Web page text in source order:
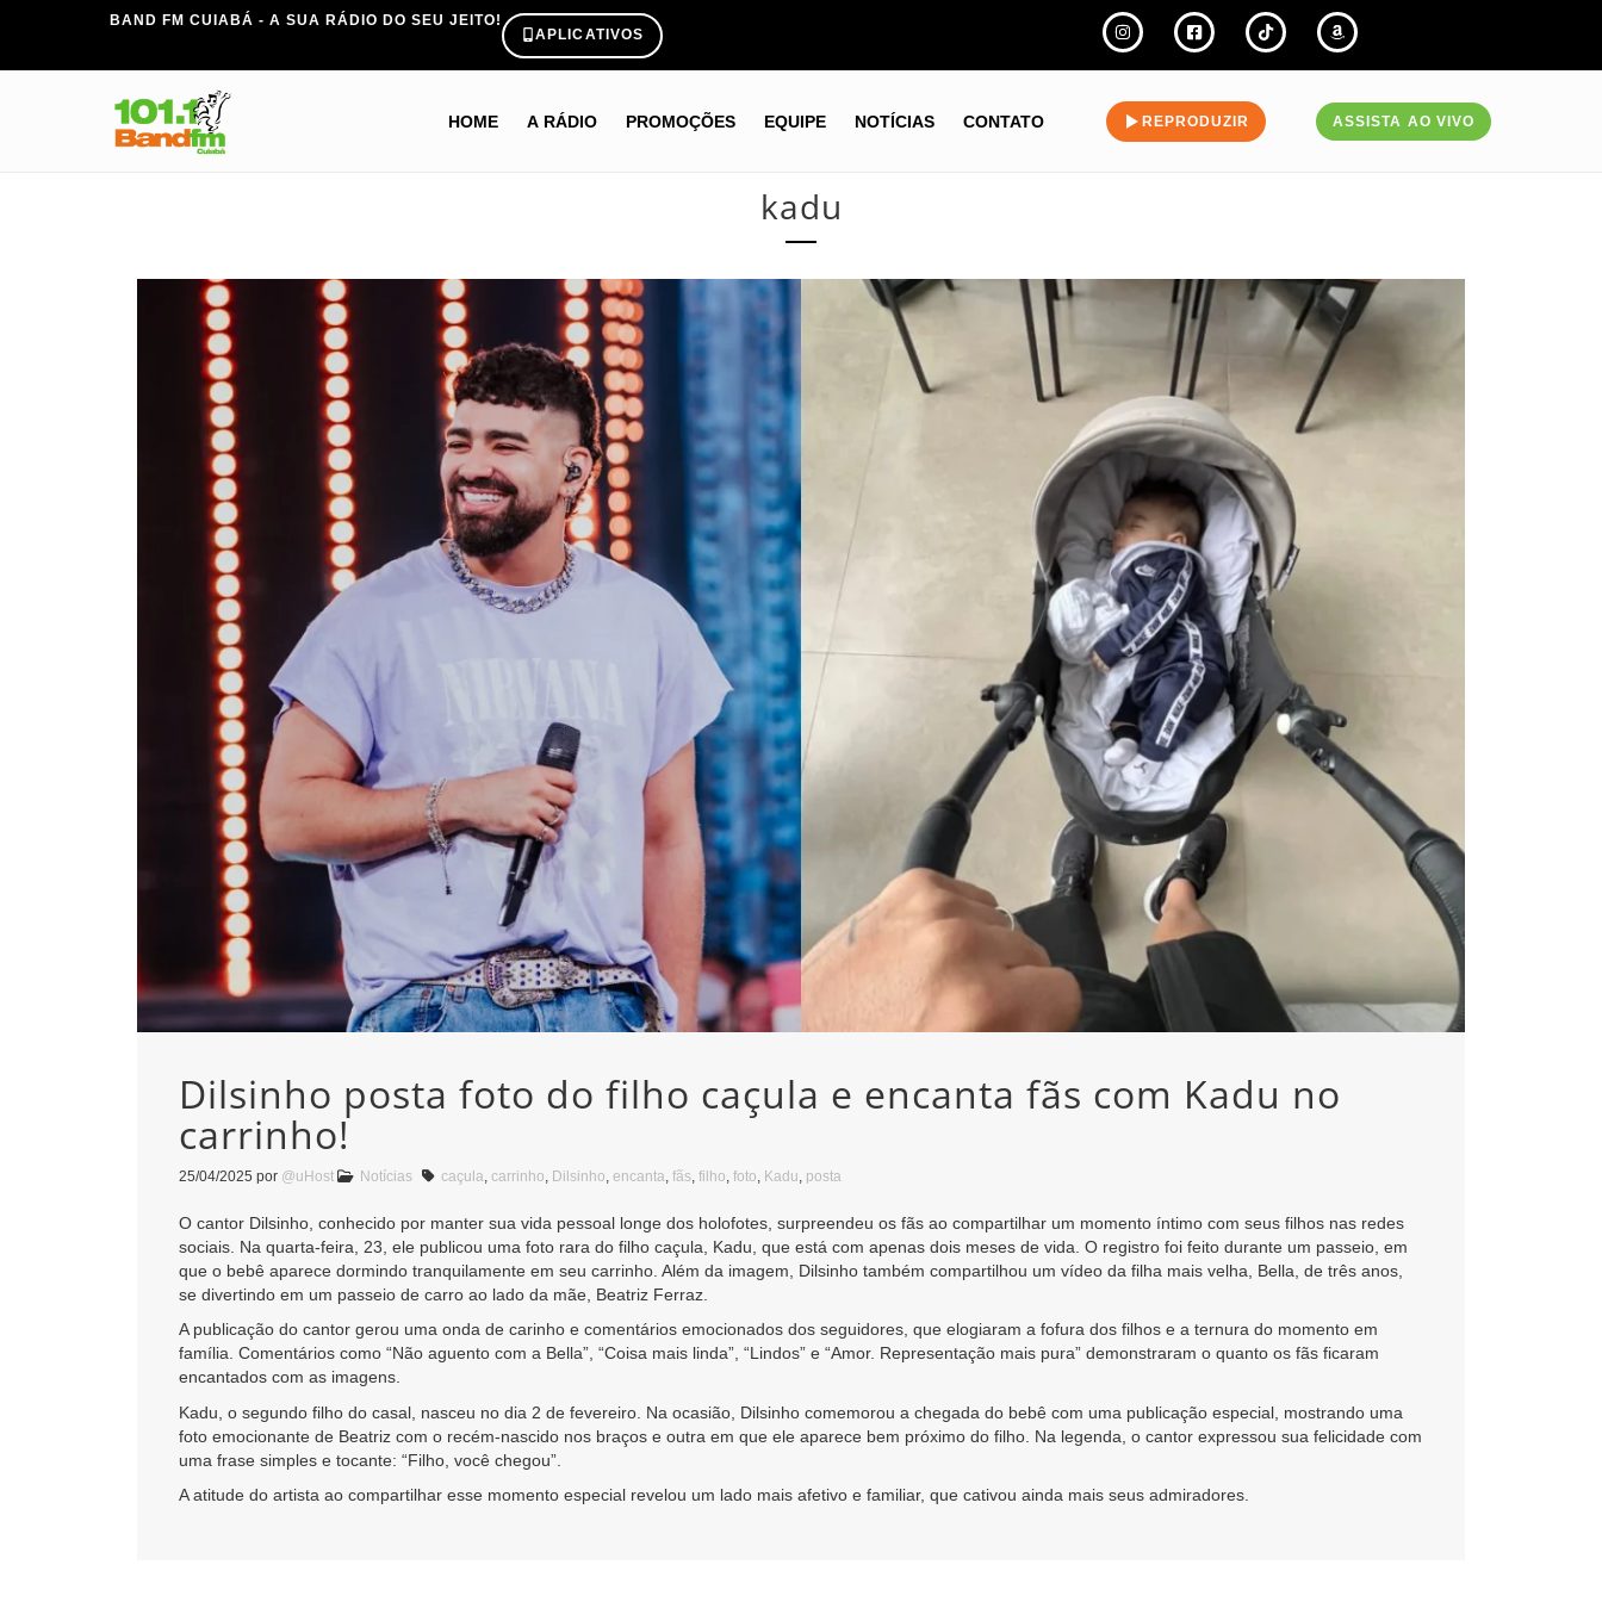
BAND FM CUIABÁ - A SUA RÁDIO DO SEU JEITO!
APLICATIVOS
HOME A RÁDIO PROMOÇÕES EQUIPE NOTÍCIAS CONTATO REPRODUZIR ASSISTA AO VIVO
kadu
Dilsinho posta foto do filho caçula e encanta fãs com Kadu no
carrinho!
25/04/2025 por @uHost Notícias caçula carrinho Dilsinho encanta fãs filho foto Kadu posta
O cantor Dilsinho, conhecido por manter sua vida pessoal longe dos holofotes, surpreendeu os fãs ao compartilhar um momento íntimo com seus filhos nas redes
sociais. Na quarta-feira, 23, ele publicou uma foto rara do filho caçula, Kadu, que está com apenas dois meses de vida. O registro foi feito durante um passeio, em
que o bebê aparece dormindo tranquilamente em seu carrinho. Além da imagem, Dilsinho também compartilhou um vídeo da filha mais velha, Bella, de três anos,
se divertindo em um passeio de carro ao lado da mãe, Beatriz Ferraz.
A publicação do cantor gerou uma onda de carinho e comentários emocionados dos seguidores, que elogiaram a fofura dos filhos e a ternura do momento em
família. Comentários como “Não aguento com a Bella”, “Coisa mais linda”, “Lindos” e “Amor. Representação mais pura” demonstraram o quanto os fãs ficaram
encantados com as imagens.
Kadu, o segundo filho do casal, nasceu no dia 2 de fevereiro. Na ocasião, Dilsinho comemorou a chegada do bebê com uma publicação especial, mostrando uma
foto emocionante de Beatriz com o recém-nascido nos braços e outra em que ele aparece bem próximo do filho. Na legenda, o cantor expressou sua felicidade com
uma frase simples e tocante: “Filho, você chegou”.
A atitude do artista ao compartilhar esse momento especial revelou um lado mais afetivo e familiar, que cativou ainda mais seus admiradores.